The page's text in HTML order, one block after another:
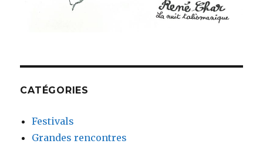
CATÉGORIES
Festivals
Grandes rencontres